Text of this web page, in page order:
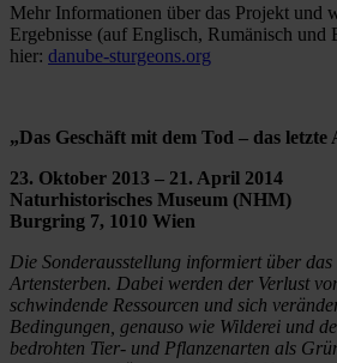
Mehr Informationen über das Projekt und
Ergebnisse (auf Englisch, Rumänisch und
hier: danube-sturgeons.org
„Das Geschäft mit dem Tod – das letzte
23. Oktober 2013 – 21. April 2014
Naturhistorisches Museum (NHM)
Burgring 7, 1010 Wien
Die Sonderausstellung informiert über das
Artensterben. Dabei werden der Verlust
schwindende Ressourcen und sich
Bedingungen, genauso wie Wilderei und
bedrohten Tier- und Pflanzenarten als